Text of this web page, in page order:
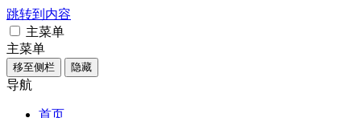
跳转到内容
主菜单
主菜单
移至侧栏 隐藏
导航
首页